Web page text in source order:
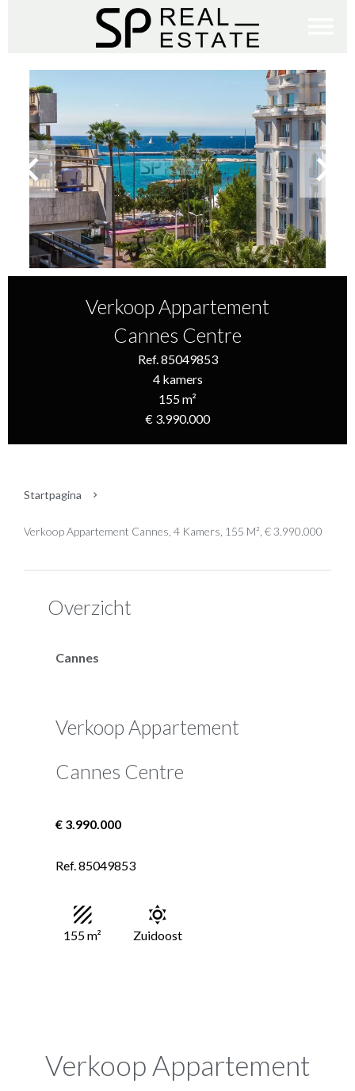
Verkoop Appartement
Cannes Centre
Ref. 85049853
4 kamers
155 m²
€ 3.990.000
Startpagina
Verkoop Appartement Cannes, 4 Kamers, 155 M², € 3.990.000
Overzicht
Cannes
Verkoop Appartement
Cannes Centre
€ 3.990.000
Ref. 85049853
155 m² Zuidoost
Verkoop Appartement